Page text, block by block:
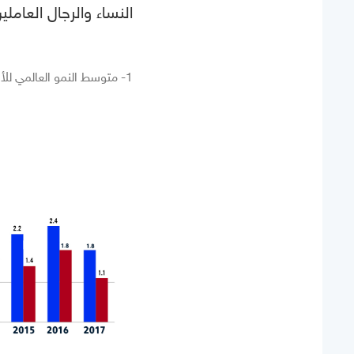
النساء والرجال
1- متوسط النمو العالمي للأجور الحقيقية ٢٠٠٦-2017-%